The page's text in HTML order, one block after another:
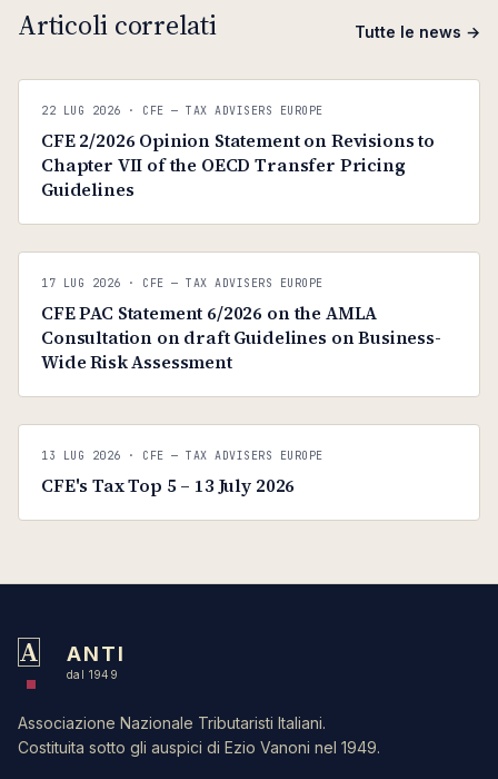
Articoli correlati Tutte le news →
C
CFE — TAX ADVISERS EUROPE
22 LUG 2026 · CFE — TAX ADVISERS EUROPE
CFE 2/2026 Opinion Statement on Revisions to
Chapter VII of the OECD Transfer Pricing
Guidelines
C
CFE — TAX ADVISERS EUROPE
17 LUG 2026 · CFE — TAX ADVISERS EUROPE
CFE PAC Statement 6/2026 on the AMLA
Consultation on draft Guidelines on Business-
Wide Risk Assessment
C
CFE — TAX ADVISERS EUROPE
13 LUG 2026 · CFE — TAX ADVISERS EUROPE
CFE's Tax Top 5 – 13 July 2026
A ANTI
dal 1949
Associazione Nazionale Tributaristi Italiani.
Costituita sotto gli auspici di Ezio Vanoni nel 1949.